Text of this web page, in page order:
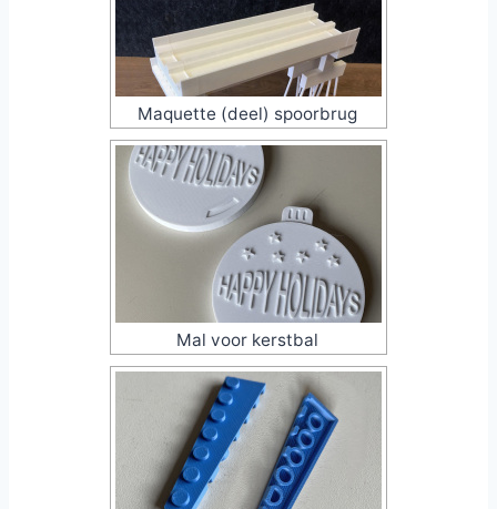
Maquette (deel) spoorbrug
Mal voor kerstbal